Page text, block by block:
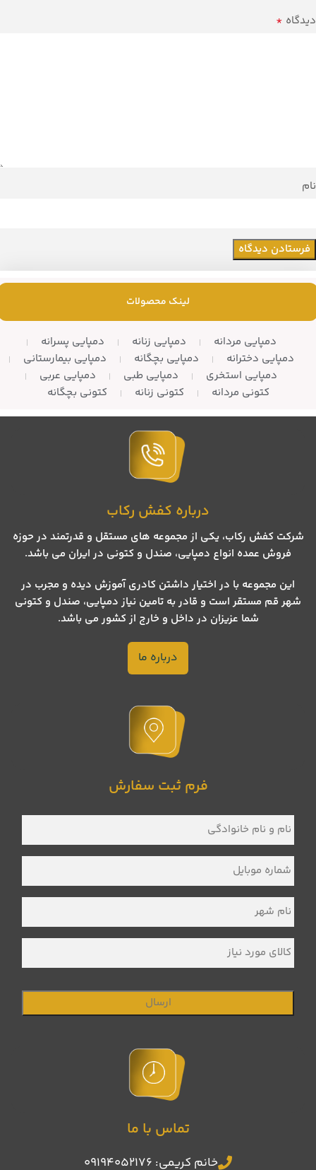
دیدگاه *
نام
لینک محصولات
دمپایی مردانه دمپایی زنانه
دمپایی پسرانه
دمپایی دخترانه
دمپایی بچگانه
دمپایی بیمارستانی
دمپایی استخری
دمپایی طبی
دمپایی عربی
کتونی مردانه
کتونی زنانه کتونی بچگانه
درباره کفش رکاب
شرکت کفش رکاب، یکی از مجموعه های مستقل و قدرتمند در حوزه
فروش عمده انواع دمپایی، صندل و کتونی در ایران می باشد.
این مجموعه با در اختیار داشتن کادری آموزش دیده و مجرب در
شهر قم مستقر است و قادر به تامین نیاز دمپایی، صندل و کتونی
شما عزیزان در داخل و خارج از کشور می باشد.
درباره ما
فرم ثبت سفارش
نام
و
نام
خانوادگی
*
شماره
موبایل *
نام
شهر *
کالای
مورد
نیاز
تماس با ما
خانم کریمی: 09194052176